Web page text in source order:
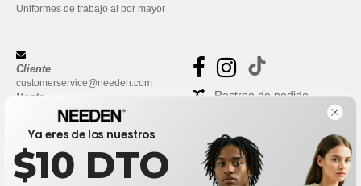
Uniformes de trabajo al por mayor
Cliente
customerservice@needen.com
Venta
sales@needen.com
Rastreo de pedido
Ya eres de los nuestros
$10 DTO